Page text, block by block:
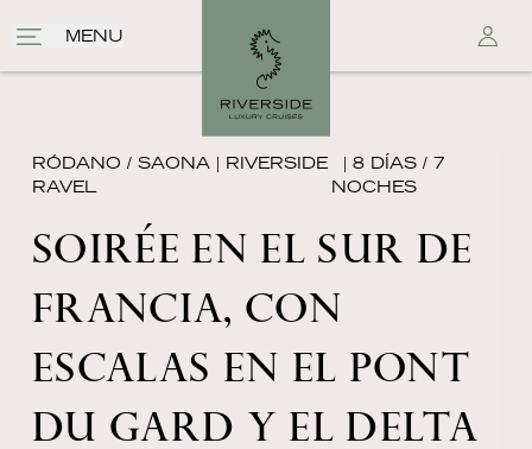
MENU
RÓDANO / SAONA | RIVERSIDE
RAVEL
| 8 DÍAS / 7
NOCHES
SOIRÉE EN EL SUR DE
FRANCIA, CON
ESCALAS EN EL PONT
DU GARD Y EL DELTA